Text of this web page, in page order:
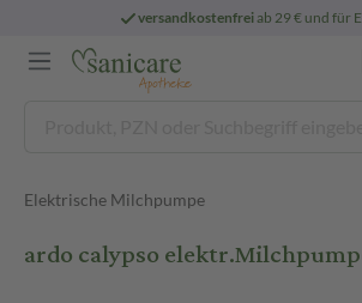
versandkostenfreiab 29 € und für
Elektrische Milchpumpe
ardo calypso